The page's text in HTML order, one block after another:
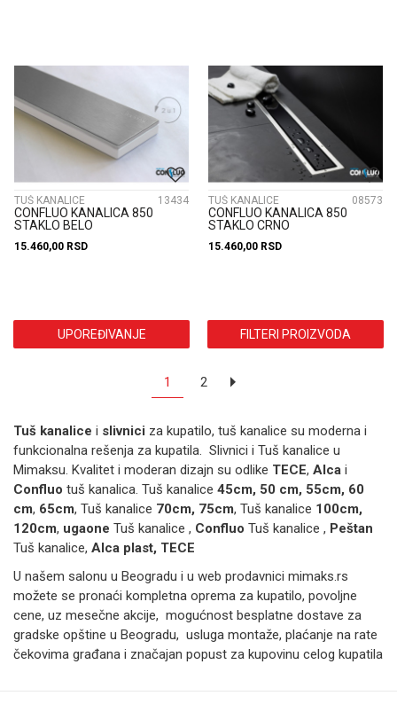
TUŠ KANALICE 13434
CONFLUO KANALICA 850
STAKLO BELO
15.460,00 RSD
TUŠ KANALICE 08573
CONFLUO KANALICA 850
STAKLO CRNO
15.460,00 RSD
UPOREĐIVANJE FILTERI PROIZVODA
1 2
Tuš kanalice i slivnici za kupatilo, tuš kanalice su moderna i
funkcionalna rešenja za kupatila. Slivnici i Tuš kanalice u
Mimaksu. Kvalitet i moderan dizajn su odlike TECE, Alca i
Confluo tuš kanalica. Tuš kanalice 45cm, 50 cm, 55cm, 60
cm, 65cm, Tuš kanalice 70cm, 75cm, Tuš kanalice 100cm,
120cm, ugaone Tuš kanalice , Confluo Tuš kanalice , Peštan
Tuš kanalice, Alca plast, TECE
U našem salonu u Beogradu i u web prodavnici mimaks.rs
možete se pronaći kompletna oprema za kupatilo, povoljne
cene, uz mesečne akcije, mogućnost besplatne dostave za
gradske opštine u Beogradu, usluga montaže, plaćanje na rate
čekovima građana i značajan popust za kupovinu celog kupatila